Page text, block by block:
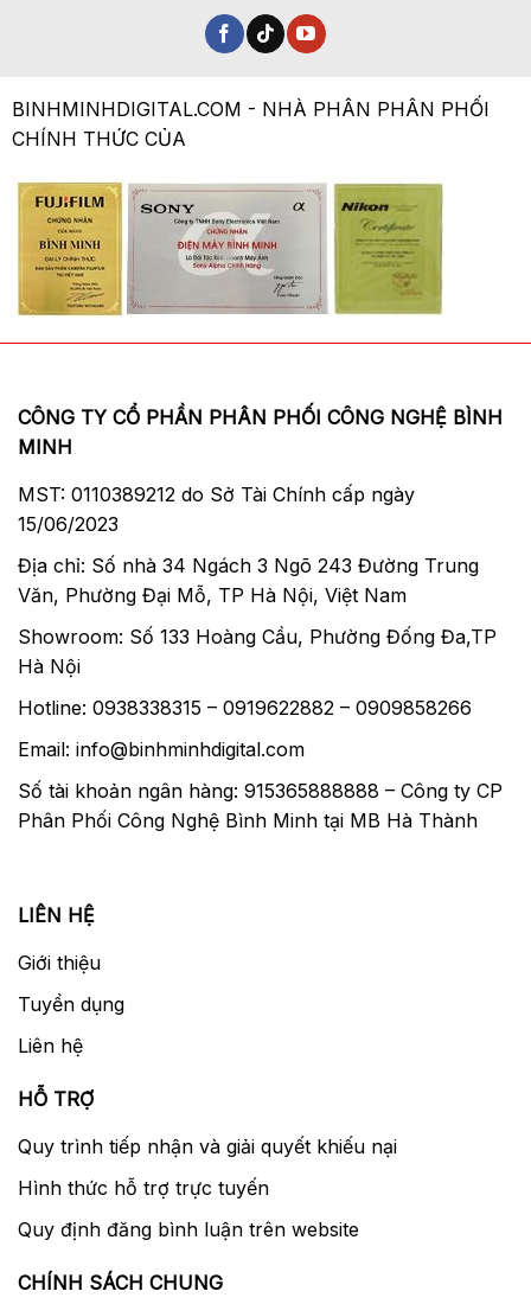
BINHMINHDIGITAL.COM - NHÀ PHÂN PHÂN PHỐI
CHÍNH THỨC CỦA
CÔNG TY CỔ PHẦN PHÂN PHỐI CÔNG NGHỆ BÌNH
MINH
MST: 0110389212 do Sở Tài Chính cấp ngày
15/06/2023
Địa chỉ: Số nhà 34 Ngách 3 Ngõ 243 Đường Trung
Văn, Phường Đại Mỗ, TP Hà Nội, Việt Nam
Showroom: Số 133 Hoàng Cầu, Phường Đống Đa,TP
Hà Nội
Hotline: 0938338315 – 0919622882 – 0909858266
Email: info@binhminhdigital.com
Số tài khoản ngân hàng: 915365888888 – Công ty CP
Phân Phối Công Nghệ Bình Minh tại MB Hà Thành
LIÊN HỆ
Giới thiệu
Tuyển dụng
Liên hệ
HỖ TRỢ
Quy trình tiếp nhận và giải quyết khiếu nại
Hình thức hỗ trợ trực tuyến
Quy định đăng bình luận trên website
CHÍNH SÁCH CHUNG